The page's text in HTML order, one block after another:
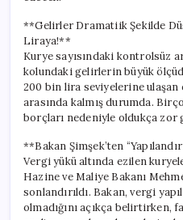
**Gelirler Dramatiik Şekilde
Liraya!**
Kurye sayısındaki kontrolsüz
kolundaki gelirlerin büyük
200 bin lira seviyelerine
arasında kalmış durumda.
borçları nedeniyle oldukça zor
**Bakan Şimşek’ten
Vergi yükü altında ezilen
Hazine ve Maliye Bakanı
sonlandırıldı. Bakan, vergi
olmadığını açıkça belirtirken,